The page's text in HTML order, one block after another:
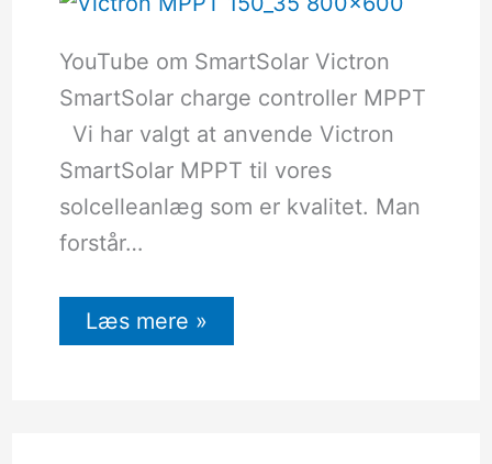
YouTube om SmartSolar Victron
SmartSolar charge controller MPPT
Vi har valgt at anvende Victron
SmartSolar MPPT til vores
solcelleanlæg som er kvalitet. Man
forstår…
Læs mere »